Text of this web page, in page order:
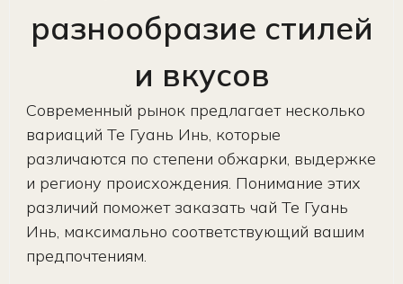
разнообразие стилей
и вкусов
Современный рынок предлагает несколько
вариаций Те Гуань Инь, которые
различаются по степени обжарки, выдержке
и региону происхождения. Понимание этих
различий поможет заказать чай Те Гуань
Инь, максимально соответствующий вашим
предпочтениям.